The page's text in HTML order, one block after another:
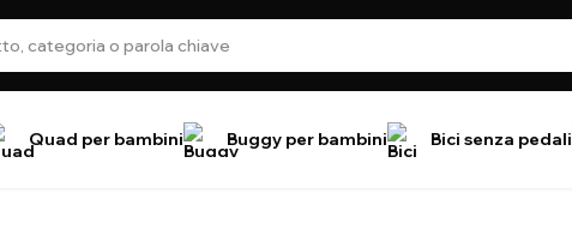
Quad per bambini Buggy per bambini Bici senza pedali